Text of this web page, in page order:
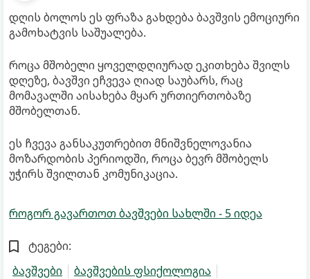
დღის ბოლოს ეს ფრაზა გახდება ბავშვის ემოციური
გამოხატვის საშუალება.
როცა მშობელი ყოველდღიურად ეკითხება შვილს
დღეზე, ბავშვი ეჩვევა ღიად საუბარს, რაც
მომავალში აისახება მყარ ურთიერთობაზე
მშობელთან.
ეს ჩვევა განსაკუთრებით მნიშვნელოვანია
მოზარდობის პერიოდში, როცა ბევრ მშობელს
უჭირს შვილთან კომუნიკაცია.
როგორ გავართოთ ბავშვები სახლში - 5 იდეა
ტეგები:
ბავშვები
ბავშვების ფსიქოლოგია